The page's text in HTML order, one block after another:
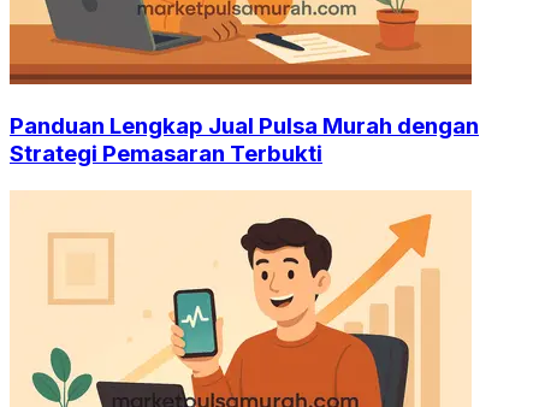
Panduan Lengkap Jual Pulsa Murah dengan
Strategi Pemasaran Terbukti